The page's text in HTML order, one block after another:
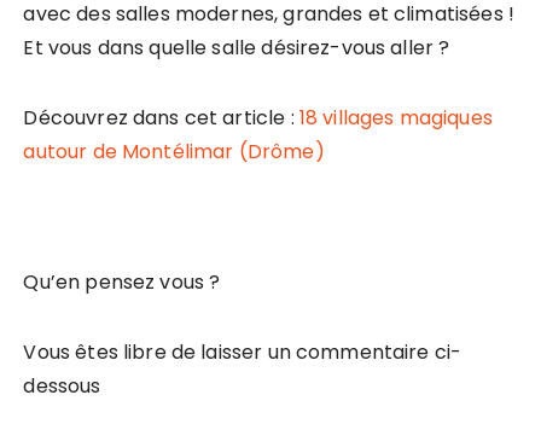
avec des salles modernes, grandes et climatisées !
Et vous dans quelle salle désirez-vous aller ?
Découvrez dans cet article : 18 villages magiques
autour de Montélimar (Drôme)
Qu’en pensez vous ?
Vous êtes libre de laisser un commentaire ci-
dessous